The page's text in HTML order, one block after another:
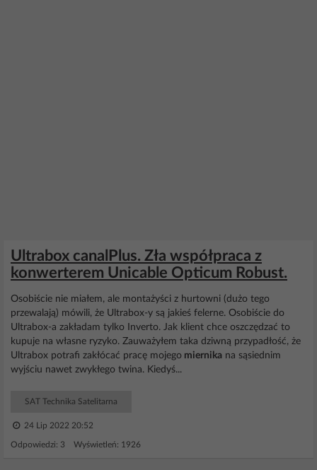
Ultrabox canalPlus. Zła współpraca z
konwerterem Unicable Opticum Robust.
Osobiście nie miałem, ale montażyści z hurtowni (dużo tego
przewalają) mówili, że Ultrabox-y są jakieś felerne. Osobiście do
Ultrabox-a zakładam tylko Inverto. Jak klient chce oszczędzać to
kupuje na własne ryzyko. Zauważyłem taka dziwną przypadłość, że
Ultrabox potrafi zakłócać pracę mojego miernika na sąsiednim
wyjściu nawet zwykłego twina. Kiedyś...
SAT Technika Satelitarna
24 Lip 2022 20:52
Odpowiedzi: 3 Wyświetleń: 1926